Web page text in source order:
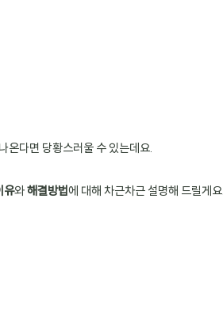
온다면 당황스러울 수 있는데요.
유와 해결방법에 대해 차근차근 설명해 드릴게요.